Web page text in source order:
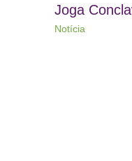
Joga
Notícia